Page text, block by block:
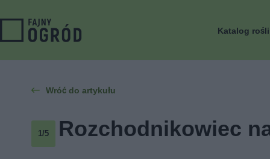
Katalog
Wróć do artykułu
1/5 Rozchodnikowiec